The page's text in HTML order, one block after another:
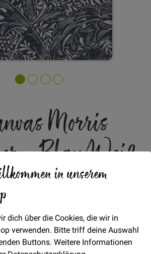
in unserem
dich über die Cookies, die wir in
verwenden. Bitte triff deine Auswahl
Buttons. Weitere Informationen
Morris
- Blau/Weiß
Menge